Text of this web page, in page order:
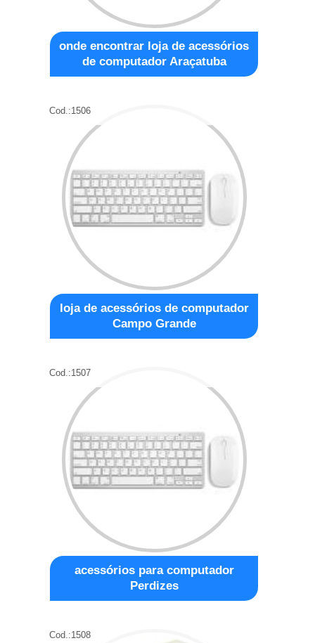
onde encontrar loja de acessórios
de computador Araçatuba
Cod.:1506
loja de acessórios de computador
Campo Grande
Cod.:1507
acessórios para computador
Perdizes
Cod.:1508